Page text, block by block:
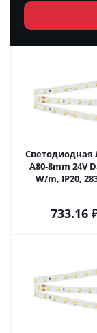
Светодиодная
A80-8mm 24V
W/m, IP20,
733.16